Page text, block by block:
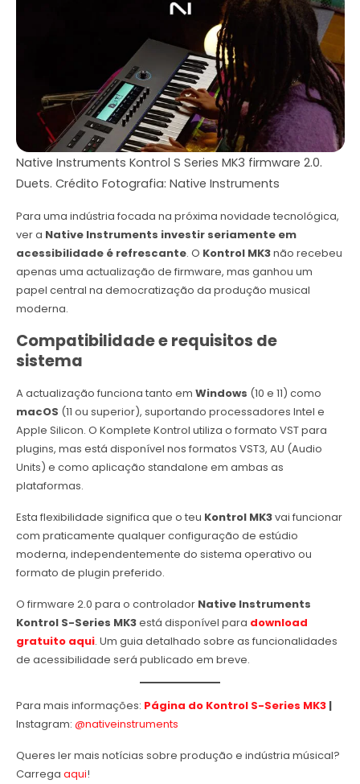
Native Instruments Kontrol S Series MK3 firmware 2.0.
Duets. Crédito Fotografia: Native Instruments
Para uma indústria focada na próxima novidade tecnológica,
ver a Native Instruments investir seriamente em
acessibilidade é refrescante. O Kontrol MK3não recebeu
apenas uma actualização de firmware, mas ganhou um
papel central na democratização da produção musical
moderna.
Compatibilidade e requisitos de
sistema
A actualização funciona tanto em Windows (10 e 11) como
macOS (11 ou superior), suportando processadores Intel e
Apple Silicon. O Komplete Kontrol utiliza o formato VST para
plugins, mas está disponível nos formatos VST3, AU (Audio
Units) e como aplicação standalone em ambas as
plataformas.
Esta flexibilidade significa que o teu Kontrol MK3vai funcionar
com praticamente qualquer configuração de estúdio
moderna, independentemente do sistema operativo ou
formato de plugin preferido.
O firmware 2.0 para o controlador Native Instruments
Kontrol S-Series MK3está disponível para download
gratuito aqui. Um guia detalhado sobre as funcionalidades
de acessibilidade será publicado em breve.
Para mais informações: Página do Kontrol S-Series MK3|
Instagram: @nativeinstruments
Queres ler mais notícias sobre produção e indústria músical?
Carrega aqui!